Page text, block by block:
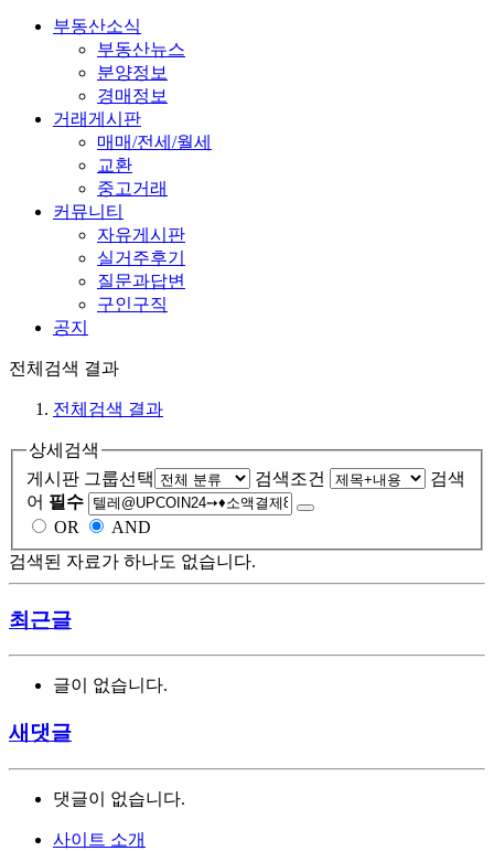
부동산소식
부동산뉴스
분양정보
경매정보
거래게시판
매매/전세/월세
교환
중고거래
커뮤니티
자유게시판
실거주후기
질문과답변
구인구직
공지
전체검색 결과
전체검색 결과
상세검색
게시판 그룹선택
검색조건
검색
어 필수
OR
AND
검색된 자료가 하나도 없습니다.
최근글
글이 없습니다.
새댓글
댓글이 없습니다.
사이트 소개